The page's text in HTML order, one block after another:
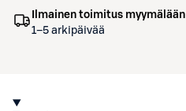
Ilmainen toimitus myymälään
1–5 arkipäivää